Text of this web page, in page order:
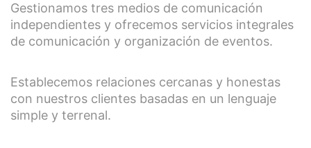
Gestionamos tres medios de comunicación
independientes y ofrecemos servicios integrales
de comunicación y organización de eventos.
Establecemos relaciones cercanas y honestas
con nuestros clientes basadas en un lenguaje
simple y terrenal.